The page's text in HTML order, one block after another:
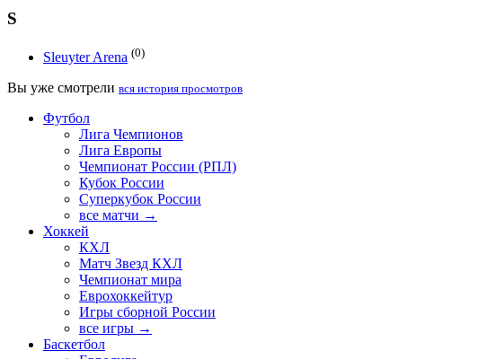
S
Sleuyter Arena (0)
Вы уже смотрели вся история просмотров
Футбол
Лига Чемпионов
Лига Европы
Чемпионат России (РПЛ)
Кубок России
Суперкубок России
все матчи →
Хоккей
КХЛ
Матч Звезд КХЛ
Чемпионат мира
Еврохоккейтур
Игры сборной России
все игры →
Баскетбол